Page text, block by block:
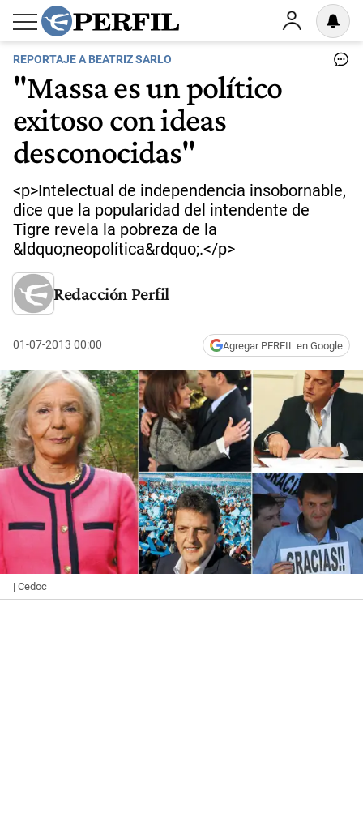
REPORTAJE A BEATRIZ SARLO
"Massa es un político
exitoso con ideas
desconocidas"
<p>Intelectual de independencia insobornable,
dice que la popularidad del intendente de
Tigre revela la pobreza de la
&ldquo;neopolítica&rdquo;.</p>
Redacción Perfil
01-07-2013 00:00 Agregar PERFIL en Google
| Cedoc